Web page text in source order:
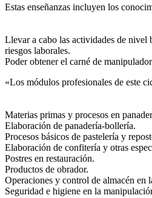
Estas enseñanzas incluyen los
Llevar a cabo las actividades de nivel
riesgos laborales.
Poder obtener el carné de
«Los módulos profesionales de este
Materias primas y procesos en
Elaboración de panadería-bollería.
Procesos básicos de pastelería y
Elaboración de confitería y otras
Postres en restauración.
Productos de obrador.
Operaciones y control de almacén en
Seguridad e higiene en la